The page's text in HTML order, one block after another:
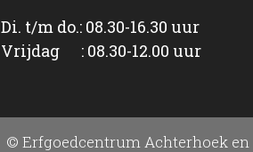
Di. t/m do.: 08.30-16.30 uur
Vrijdag : 08.30-12.00 uur
© Erfgoedcentrum Achterhoek en